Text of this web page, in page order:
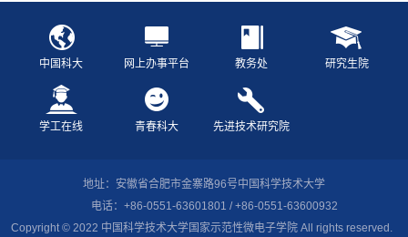
中国科大 网上办事平台 教务处 研究生院
学工在线 青春科大 先进技术研究院
地址：安徽省合肥市金寨路96号中国科学技术大学
电话：+86-0551-63601801 / +86-0551-63600932
Copyright © 2022 中国科学技术大学国家示范性微电子学院 All rights reserved.